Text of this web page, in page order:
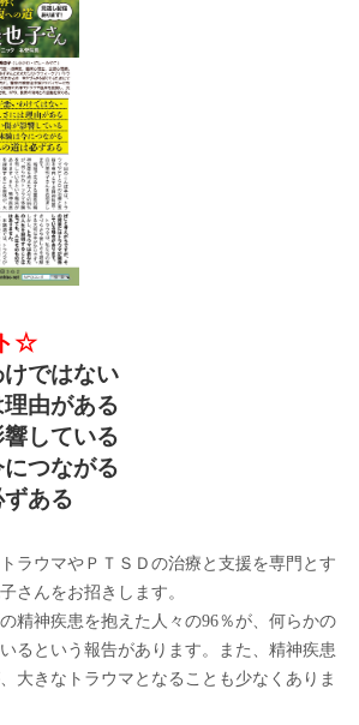
☆
ではない
由がある
している
つながる
ある
ラウマやＰＴＳＤの治療と支援を専門とす
さんをお招きします。
精神疾患を抱えた人々の96％が、何らかの
るという報告があります。また、精神疾患
大きなトラウマとなることも少なくありま